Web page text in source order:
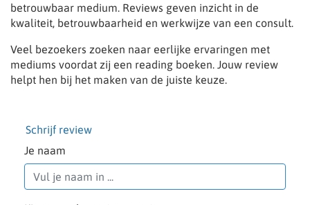
betrouwbaar medium. Reviews geven inzicht in de
kwaliteit, betrouwbaarheid en werkwijze van een consult.
Veel bezoekers zoeken naar eerlijke ervaringen met
mediums voordat zij een reading boeken. Jouw review
helpt hen bij het maken van de juiste keuze.
Schrijf review
Je naam